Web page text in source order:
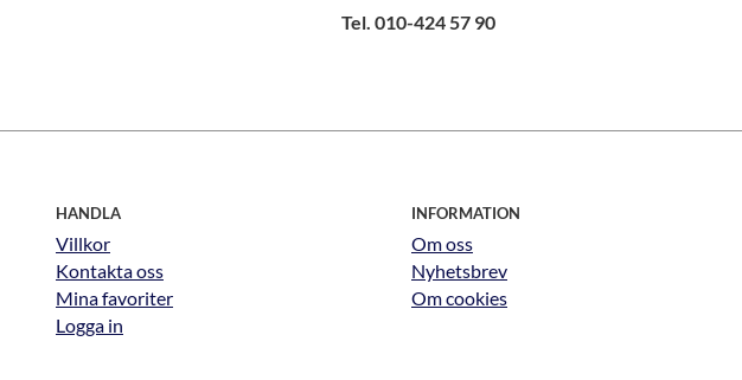
Tel. 010-424 57 90
HANDLA
Villkor
Kontakta oss
Mina favoriter
Logga in
INFORMATION
Om oss
Nyhetsbrev
Om cookies